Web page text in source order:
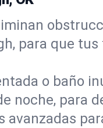
para que
o baño
noche, para
avanzadas